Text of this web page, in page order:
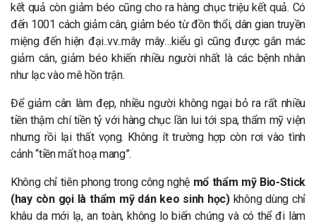
kết quả còn giảm béo cũng cho ra hàng chục triệu kết quả. Có
đến 1001 cách giảm cân, giảm béo từ đồn thổi, dân gian truyền
miệng đến hiện đại..vv..mây mây…kiểu gì cũng được gắn mác
giảm cân, giảm béo khiến nhiều người nhất là các bệnh nhân
như lạc vào mê hồn trận.
Để giảm cân làm đẹp, nhiều người không ngại bỏ ra rất nhiều
tiền thậm chí tiền tỷ với hàng chục lần lui tới spa, thẩm mỹ viện
nhưng rồi lại thất vọng. Không ít trường hợp còn rơi vào tình
cảnh “tiền mất hoạ mang”.
Không chỉ tiên phong trong công nghệ mổ thẩm mỹ Bio-Stick
(hay còn gọi là thẩm mỹ dán keo sinh học)không dùng chỉ
khâu da mới lạ, an toàn, không lo biến chứng và có thể đi làm